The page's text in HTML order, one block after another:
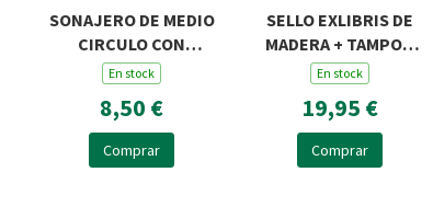
SONAJERO DE MEDIO
CIRCULO CON
PERLAS Y DOS
En stock
8,50 €
Comprar
SELLO EXLIBRIS DE
MADERA + TAMPON
ROSA Y ZORRO R45
En stock
19,95 €
Comprar